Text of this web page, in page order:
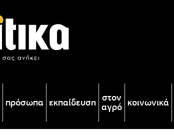
πρόσωπα εκπαίδευση στον
αγρό κοινωνικά